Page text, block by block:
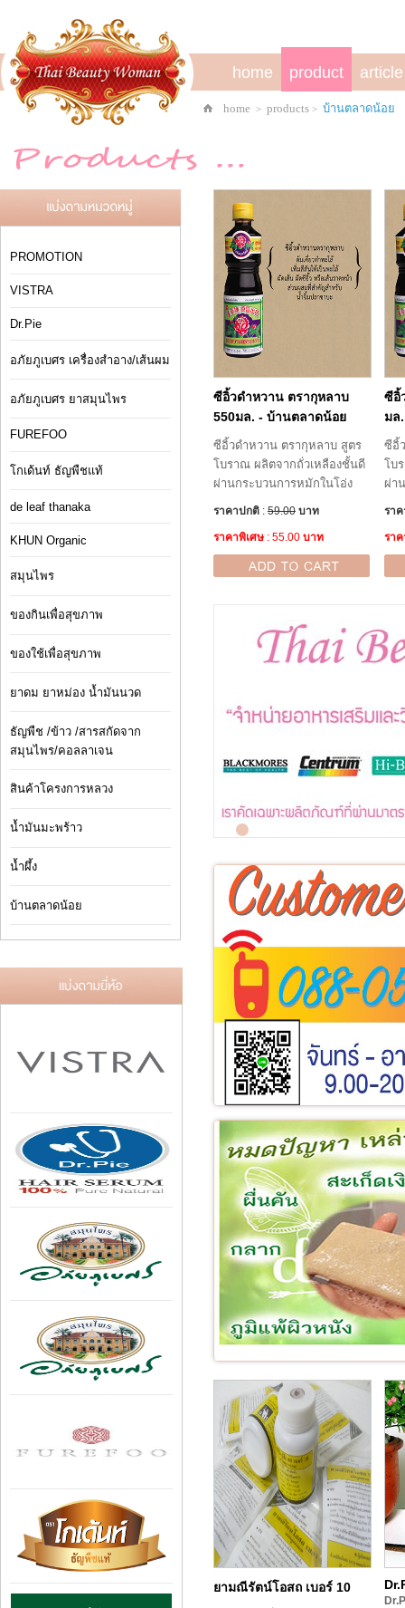
home product article
home > products > บ้านตลาดน้อย
PROMOTION
VISTRA
Dr.Pie
อภัยภูเบศร เครื่องสำอาง/เส้นผม
อภัยภูเบศร ยาสมุนไพร
FUREFOO
โกเด้นท์ ธัญพืชแท้
de leaf thanaka
KHUN Organic
สมุนไพร
ของกินเพื่อสุขภาพ
ของใช้เพื่อสุขภาพ
ยาดม ยาหม่อง น้ำมันนวด
ธัญพืช /ข้าว /สารสกัดจาก
สมุนไพร/คอลลาเจน
สินค้าโครงการหลวง
น้ำมันมะพร้าว
น้ำผึ้ง
บ้านตลาดน้อย
ซีอิ้วดำหวาน ตรากุหลาบ
550มล. - บ้านตลาดน้อย
ซีอิ้วดำหวาน ตรากุหลาบ สูตร
โบราณ ผลิตจากถั่วเหลืองชั้นดี
ผ่านกระบวนการหมักในโอ่ง
ราคาปกติ : 59.00 บาท
ราคาพิเศษ : 55.00 บาท
ซีอิ้
มล
ซีอิ้
โบ
ผ่า
รา
รา
ยามณีรัตน์โอสถ เบอร์ 10